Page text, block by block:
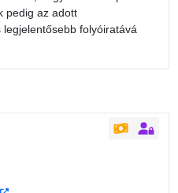
pedig az adott
folyóiratává